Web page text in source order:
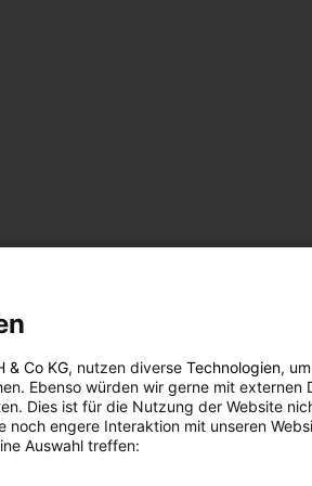
& Co KG, nutzen diverse Technologien,
Ebenso würden wir gerne mit externen
Dies ist für die Nutzung der Website
noch engere Interaktion mit unseren
Auswahl treffen: